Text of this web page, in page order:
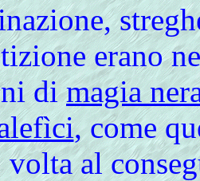
erano
dimagia
, come
volta al